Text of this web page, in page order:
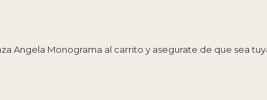
Angela Monograma al carrito y asegurate de que sea